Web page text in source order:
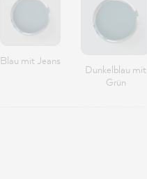
Blau mit Jeans
Dunkelblau mit
Grün